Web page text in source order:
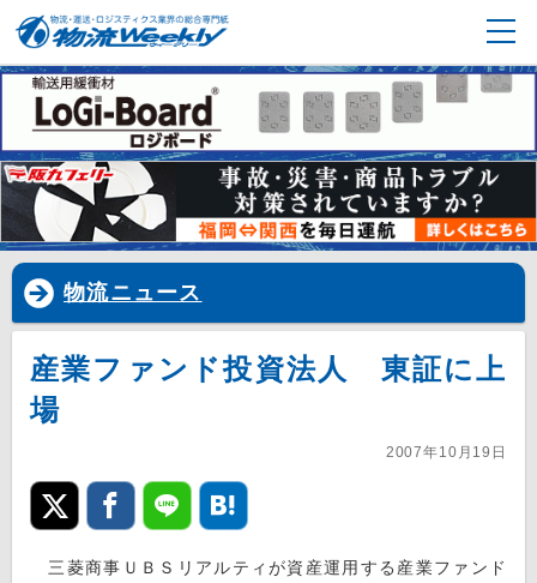
物流ニュース
産業ファンド投資法人 東証に上
場
2007年10月19日
三菱商事ＵＢＳリアルティが資産運用する産業ファンド